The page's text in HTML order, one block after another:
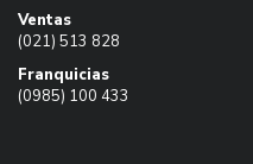
Ventas
(021) 513 828
Franquicias
(0985) 100 433